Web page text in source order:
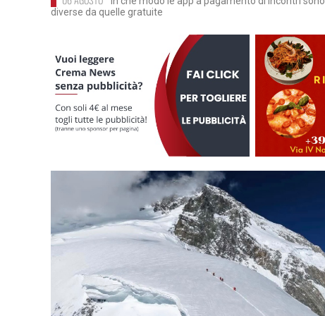
diverse da quelle gratuite